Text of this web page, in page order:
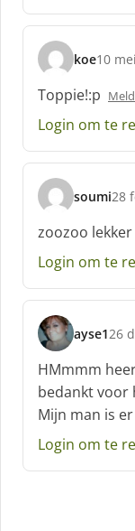
f
koe
s
c
h
r
e
f
:
10
Toppie!:p
Login om te
soumi
s
h
r
e
f
:
28
zoozoo
Login om te
ayse1
s
c
h
r
e
e
:
26
HMmmm
bedankt voor
Mijn man is
Login om te